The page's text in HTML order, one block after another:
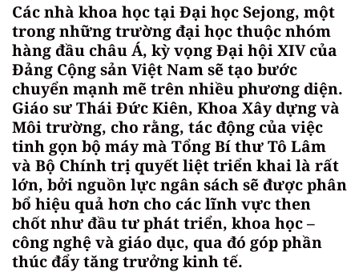
Các nhà khoa học tại Đại học Sejong, một
trong những trường đại học thuộc nhóm
hàng đầu châu Á, kỳ vọng Đại hội XIV của
Đảng Cộng sản Việt Nam sẽ tạo bước
chuyển mạnh mẽ trên nhiều phương diện.
Giáo sư Thái Đức Kiên, Khoa Xây dựng và
Môi trường, cho rằng, tác động của việc
tinh gọn bộ máy mà Tổng Bí thư Tô Lâm
và Bộ Chính trị quyết liệt triển khai là rất
lớn, bởi nguồn lực ngân sách sẽ được phân
bổ hiệu quả hơn cho các lĩnh vực then
chốt như đầu tư phát triển, khoa học –
công nghệ và giáo dục, qua đó góp phần
thúc đẩy tăng trưởng kinh tế.